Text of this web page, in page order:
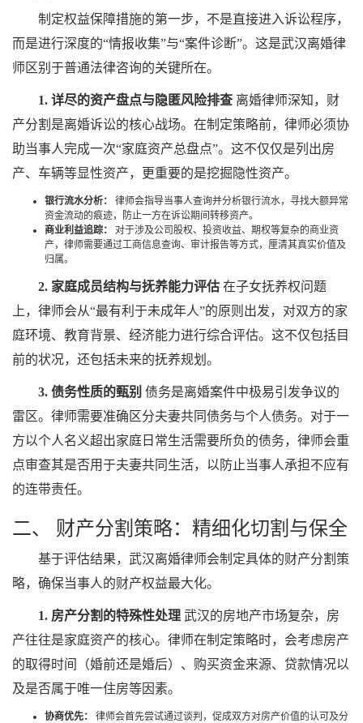
制定权益保障措施的第一步，不是直接进入诉讼程序，
而是进行深度的“情报收集”与“案件诊断”。这是武汉离婚律
师区别于普通法律咨询的关键所在。
1. 详尽的资产盘点与隐匿风险排查 离婚律师深知，财
产分割是离婚诉讼的核心战场。在制定策略前，律师必须协
助当事人完成一次“家庭资产总盘点”。这不仅仅是列出房
产、车辆等显性资产，更重要的是挖掘隐性资产。
银行流水分析：
律师会指导当事人查询并分析银行流水，寻找大额异常
资金流动的痕迹，防止一方在诉讼期间转移资产。
商业利益追踪：
对于涉及公司股权、投资收益、期权等复杂的商业资
产，律师需要通过工商信息查询、审计报告等方式，厘清其真实价值及
归属。
2. 家庭成员结构与抚养能力评估 在子女抚养权问题
上，律师会从“最有利于未成年人”的原则出发，对双方的家
庭环境、教育背景、经济能力进行综合评估。这不仅包括目
前的状况，还包括未来的抚养规划。
3. 债务性质的甄别 债务是离婚案件中极易引发争议的
雷区。律师需要准确区分夫妻共同债务与个人债务。对于一
方以个人名义超出家庭日常生活需要所负的债务，律师会重
点审查其是否用于夫妻共同生活，以防止当事人承担不应有
的连带责任。
二、 财产分割策略：精细化切割与保全
基于评估结果，武汉离婚律师会制定具体的财产分割策
略，确保当事人的财产权益最大化。
1. 房产分割的特殊性处理 武汉的房地产市场复杂，房
产往往是家庭资产的核心。律师在制定策略时，会考虑房产
的取得时间（婚前还是婚后）、购买资金来源、贷款情况以
及是否属于唯一住房等因素。
协商优先：
律师会首先尝试通过谈判，促成双方对房产价值的认可及分